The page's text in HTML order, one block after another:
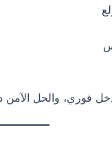
والحل الآمن